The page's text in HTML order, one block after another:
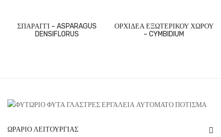
ΣΠΑΡΑΓΓΙ – ASPARAGUS
DENSIFLORUS
ΟΡΧΙΔΕΑ ΕΞΩΤΕΡΙΚΟΥ ΧΩΡΟΥ
– CYMBIDIUM
ΩΡΆΡΙΟ ΛΕΙΤΟΥΡΓΊΑΣ